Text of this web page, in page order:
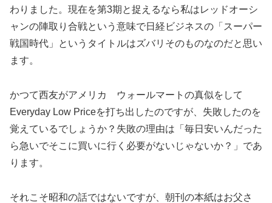
わりました。現在を第3期と捉えるなら私はレッドオーシ
ャンの陣取り合戦という意味で日経ビジネスの「スーパー
戦国時代」というタイトルはズバリそのものなのだと思い
ます。
かつて西友がアメリカ ウォールマートの真似をして
Everyday Low Priceを打ち出したのですが、失敗したのを
覚えているでしょうか？失敗の理由は「毎日安いんだった
ら急いでそこに買いに行く必要がないじゃないか？」であ
ります。
それこそ昭和の話ではないですが、朝刊の本紙はお父さ